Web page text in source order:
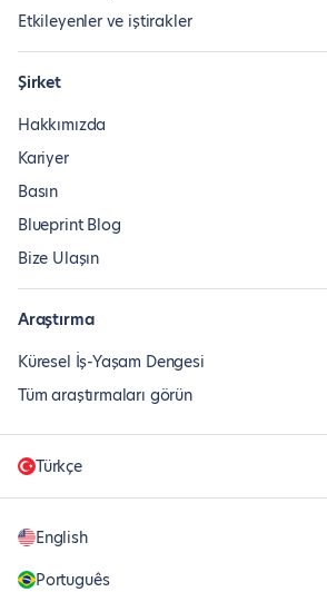
Etkileyenler ve iştirakler
Şirket
Hakkımızda
Kariyer
Basın
Blueprint Blog
Bize Ulaşın
Araştırma
Küresel İş-Yaşam Dengesi
Tüm araştırmaları görün
Türkçe
English
Português